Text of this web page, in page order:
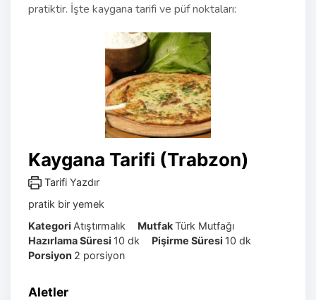
pratiktir. İşte kaygana tarifi ve püf noktaları:
Kaygana Tarifi (Trabzon)
Tarifi Yazdır
pratik bir yemek
Kategori Atıştırmalık MutfakTürk Mutfağı
Hazırlama Süresi 10 dk Pişirme Süresi 10 dk
Porsiyon 2 porsiyon
Aletler